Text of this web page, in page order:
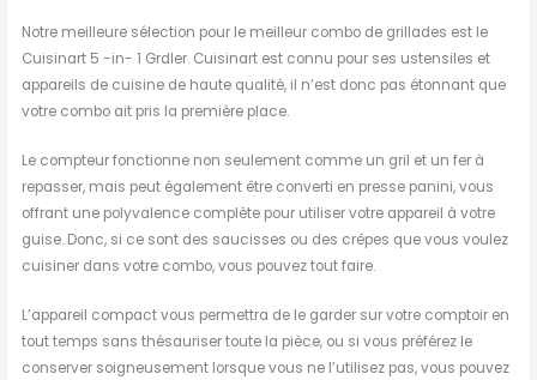
Notre meilleure sélection pour le meilleur combo de grillades est le
Cuisinart 5 -in- 1 Grdler. Cuisinart est connu pour ses ustensiles et
appareils de cuisine de haute qualité, il n’est donc pas étonnant que
votre combo ait pris la première place.
Le compteur fonctionne non seulement comme un gril et un fer à
repasser, mais peut également être converti en presse panini, vous
offrant une polyvalence complète pour utiliser votre appareil à votre
guise. Donc, si ce sont des saucisses ou des crêpes que vous voulez
cuisiner dans votre combo, vous pouvez tout faire.
L’appareil compact vous permettra de le garder sur votre comptoir en
tout temps sans thésauriser toute la pièce, ou si vous préférez le
conserver soigneusement lorsque vous ne l’utilisez pas, vous pouvez